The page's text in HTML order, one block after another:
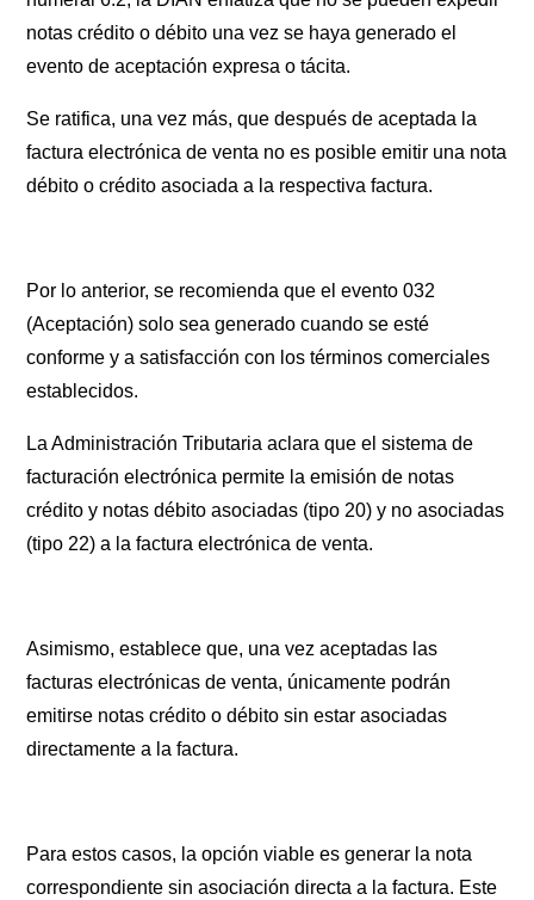
notas crédito o débito una vez se haya generado el
evento de aceptación expresa o tácita.
Se ratifica, una vez más, que después de aceptada la
factura electrónica de venta no es posible emitir una nota
débito o crédito asociada a la respectiva factura.
Por lo anterior, se recomienda que el evento 032
(Aceptación) solo sea generado cuando se esté
conforme y a satisfacción con los términos comerciales
establecidos.
La Administración Tributaria aclara que el sistema de
facturación electrónica permite la emisión de notas
crédito y notas débito asociadas (tipo 20) y no asociadas
(tipo 22) a la factura electrónica de venta.
Asimismo, establece que, una vez aceptadas las
facturas electrónicas de venta, únicamente podrán
emitirse notas crédito o débito sin estar asociadas
directamente a la factura.
Para estos casos, la opción viable es generar la nota
correspondiente sin asociación directa a la factura. Este